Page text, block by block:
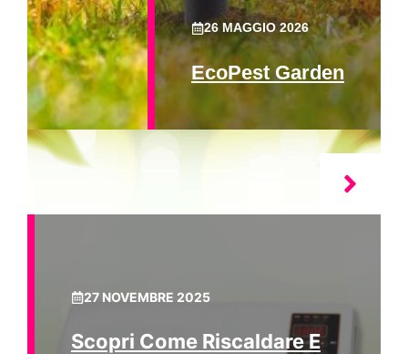
26 MAGGIO 2026
EcoPest Garden
27 NOVEMBRE 2025
Scopri Come Riscaldare E